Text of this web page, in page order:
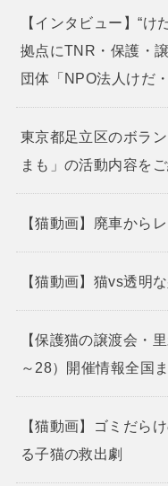
【インタビュー】“け
拠点にTNR・保護・
団体「NPO法人けだ・
東京都足立区のボラ
まも」の活動内容を
【猫動画】廃車から
【猫動画】猫vs透明
【保護猫の譲渡会・
～28）開催情報全国
【猫動画】ゴミだら
る子猫の救出劇